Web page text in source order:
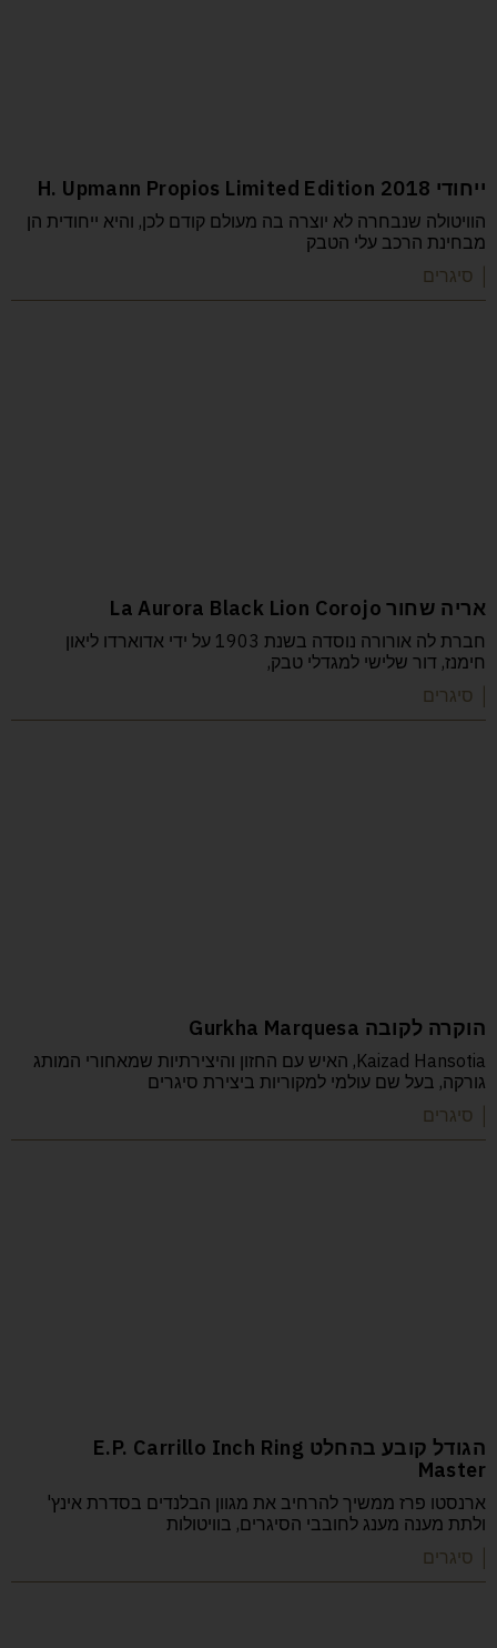
ייחודי H. Upmann Propios Limited Edition 2018
הוויטולה שנבחרה לא יוצרה בה מעולם קודם לכן, והיא ייחודית הן
מבחינת הרכב עלי הטבק
| סיגרים
אריה שחור La Aurora Black Lion Corojo
חברת לה אורורה נוסדה בשנת 1903 על ידי אדוארדו ליאון
חימנז, דור שלישי למגדלי טבק,
| סיגרים
הוקרה לקובה Gurkha Marquesa
Kaizad Hansotia, האיש עם החזון והיצירתיות שמאחורי המותג
גורקה, בעל שם עולמי למקוריות ביצירת סיגרים
| סיגרים
הגודל קובע בהחלט E.P. Carrillo Inch Ring
Master
ארנסטו פרז ממשיך להרחיב את מגוון הבלנדים בסדרת אינץ'
ולתת מענה מענג לחובבי הסיגרים, בוויטולות
| סיגרים